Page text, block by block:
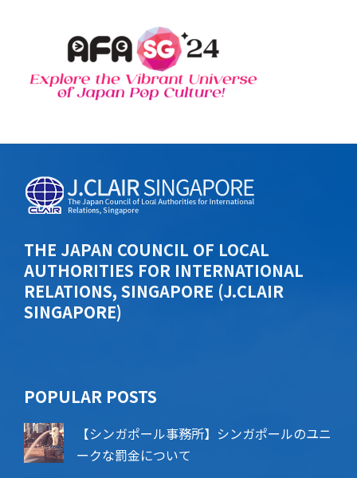
THE JAPAN COUNCIL OF LOCAL
AUTHORITIES FOR INTERNATIONAL
RELATIONS, SINGAPORE (J.CLAIR
SINGAPORE)
POPU​​LAR POSTS
【シンガポール事務所】シンガポールのユニ
ークな罰金について